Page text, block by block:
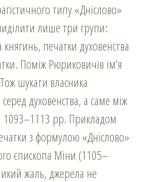
типу «Дніслово»
лише три групи:
княгинь, печатки духовенства
Поміж Рюриковичів ім’я
шукати власника
духовенства, а саме між
1093–1113 рр. Прикладом
з формулою «Дніслово»
єпископа Міни (1105–
жаль, джерела не